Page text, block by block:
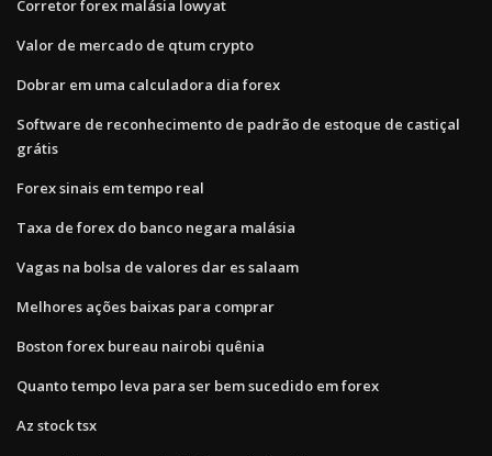
Corretor forex malásia lowyat
Valor de mercado de qtum crypto
Dobrar em uma calculadora dia forex
Software de reconhecimento de padrão de estoque de castiçal
grátis
Forex sinais em tempo real
Taxa de forex do banco negara malásia
Vagas na bolsa de valores dar es salaam
Melhores ações baixas para comprar
Boston forex bureau nairobi quênia
Quanto tempo leva para ser bem sucedido em forex
Az stock tsx